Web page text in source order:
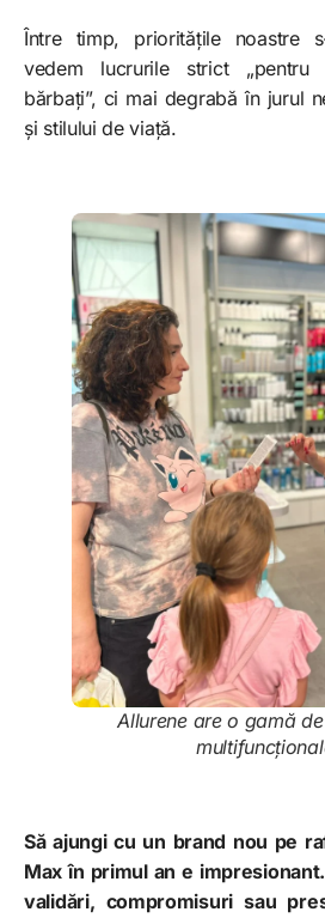
Între timp, prioritățile noastre
vedem lucrurile strict „pentru
bărbați”, ci mai degrabă în jurul
și stilului de viață.
Allurene are o gamă
Să ajungi cu un brand nou pe
Max în primul an e
validări, compromisuri sau